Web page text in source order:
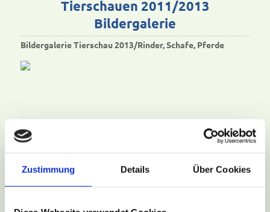
Zustimmung Details Über Cookies
Tierschauen 2011/2013
Bildergalerie
Bildergalerie Tierschau 2013/Rinder, Schafe, Pferde